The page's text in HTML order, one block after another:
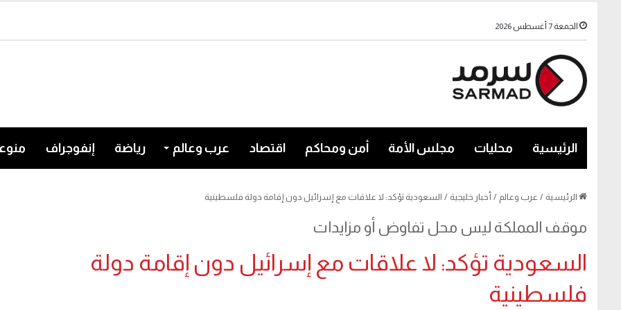
الجمعة 7 أغسطس 2026
الرئيسية محليات مجلس الأمة أمن ومحاكم اقتصاد عرب وعالم رياضة إنفوجراف
الرئيسية / عرب وعالم / أخبار خليجية / السعودية تؤكد: لا علاقات مع إسرائيل دون إقامة دولة فلسطينية
السعودية تؤكد: لا علاقات مع إسرائيل دون إقامة دولة
فلسطينية
موقف المملكة ليس محل تفاوض أو مزايدات